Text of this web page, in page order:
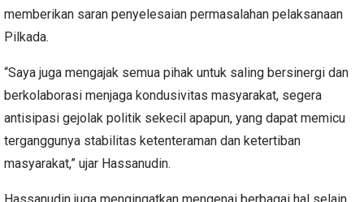
memberikan saran penyelesaian permasalahan pelaksanaan
Pilkada.
“Saya juga mengajak semua pihak untuk saling bersinergi dan
berkolaborasi menjaga kondusivitas masyarakat, segera
antisipasi gejolak politik sekecil apapun, yang dapat memicu
terganggunya stabilitas ketenteraman dan ketertiban
masyarakat,” ujar Hassanudin.